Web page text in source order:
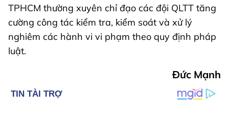
TPHCM thường xuyên chỉ đạo các đội QLTT tăng
cường công tác kiểm tra, kiểm soát và xử lý
nghiêm các hành vi vi phạm theo quy định pháp
luật.
Đức Mạnh